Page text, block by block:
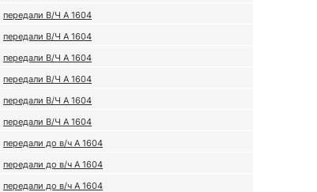
передали В/Ч А 1604
передали В/Ч А 1604
передали В/Ч А 1604
передали В/Ч А 1604
передали В/Ч А 1604
передали В/Ч А 1604
передали до в/ч А 1604
передали до в/ч А 1604
передали до в/ч А 1604